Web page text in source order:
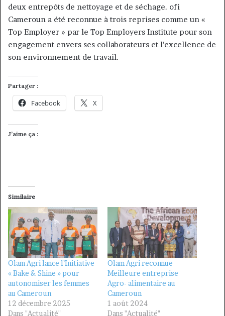
deux entrepôts de nettoyage et de séchage. ofi
Cameroun a été reconnue à trois reprises comme un «
Top Employer » par le Top Employers Institute pour son
engagement envers ses collaborateurs et l’excellence de
son environnement de travail.
Partager :
Facebook X
J’aime ça :
Similaire
Olam Agri lance l’Initiative
« Bake & Shine » pour
autonomiser les femmes
au Cameroun
12 décembre 2025
Dans "Actualité"
Olam Agri reconnue
Meilleure entreprise
Agro- alimentaire au
Cameroun
1 août 2024
Dans "Actualité"